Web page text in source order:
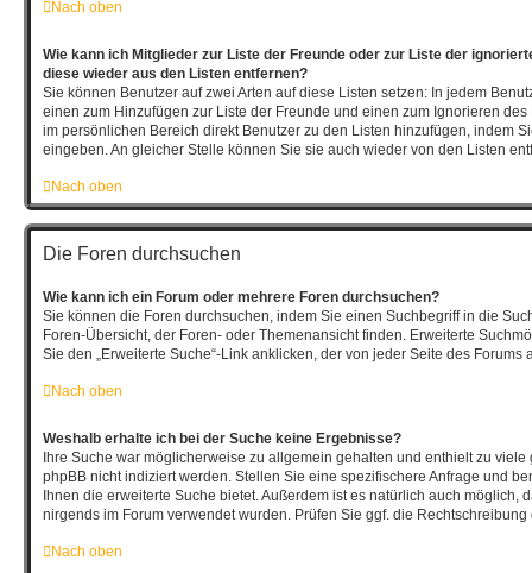
Nach oben
Wie kann ich Mitglieder zur Liste der Freunde oder zur Liste der
diese wieder aus den Listen entfernen?
Sie können Benutzer auf zwei Arten auf diese Listen setzen: In jedem
einen zum Hinzufügen zur Liste der Freunde und einen zum Ignorieren
im persönlichen Bereich direkt Benutzer zu den Listen hinzufügen, indem
eingeben. An gleicher Stelle können Sie sie auch wieder von den Listen
Nach oben
Die Foren durchsuchen
Wie kann ich ein Forum oder mehrere Foren durchsuchen?
Sie können die Foren durchsuchen, indem Sie einen Suchbegriff in die
Foren-Übersicht, der Foren- oder Themenansicht finden. Erweiterte
Sie den „Erweiterte Suche“-Link anklicken, der von jeder Seite des Forums
Nach oben
Weshalb erhalte ich bei der Suche keine Ergebnisse?
Ihre Suche war möglicherweise zu allgemein gehalten und enthielt zu viele
phpBB nicht indiziert werden. Stellen Sie eine spezifischere Anfrage und
Ihnen die erweiterte Suche bietet. Außerdem ist es natürlich auch möglich,
nirgends im Forum verwendet wurden. Prüfen Sie ggf. die Rechtschreibung
Nach oben